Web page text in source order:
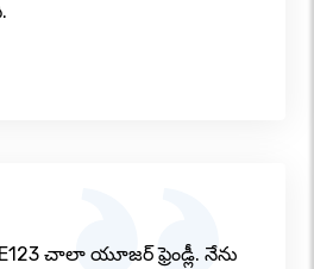
చాలా యూజర్ ఫ్రెండ్లీ. నేను